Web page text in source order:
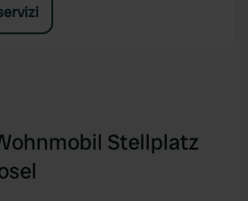
Stellplatz